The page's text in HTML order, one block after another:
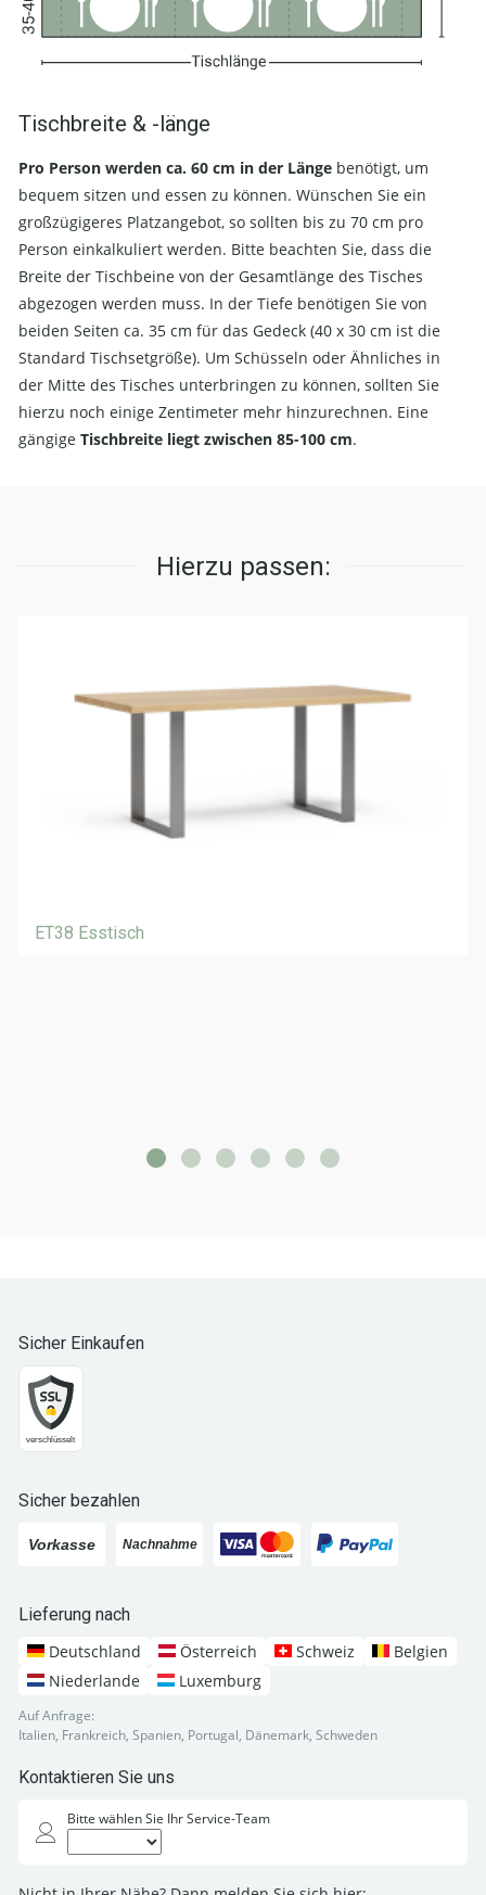
Tischbreite & -länge
Pro Person werden ca. 60 cm in der Länge benötigt, um
bequem sitzen und essen zu können. Wünschen Sie ein
großzügigeres Platzangebot, so sollten bis zu 70 cm pro
Person einkalkuliert werden. Bitte beachten Sie, dass die
Breite der Tischbeine von der Gesamtlänge des Tisches
abgezogen werden muss. In der Tiefe benötigen Sie von
beiden Seiten ca. 35 cm für das Gedeck (40 x 30 cm ist die
Standard Tischsetgröße). Um Schüsseln oder Ähnliches in
der Mitte des Tisches unterbringen zu können, sollten Sie
hierzu noch einige Zentimeter mehr hinzurechnen. Eine
gängige Tischbreite liegt zwischen 85-100 cm.
Hierzu passen:
ET38 Esstisch
Sicher Einkaufen
Sicher bezahlen
Lieferung nach
Deutschland
Österreich Schweiz
Belgien
Niederlande
Luxemburg
Auf Anfrage:
Italien, Frankreich, Spanien, Portugal, Dänemark, Schweden
Kontaktieren Sie uns
Bitte wählen Sie Ihr Service-Team